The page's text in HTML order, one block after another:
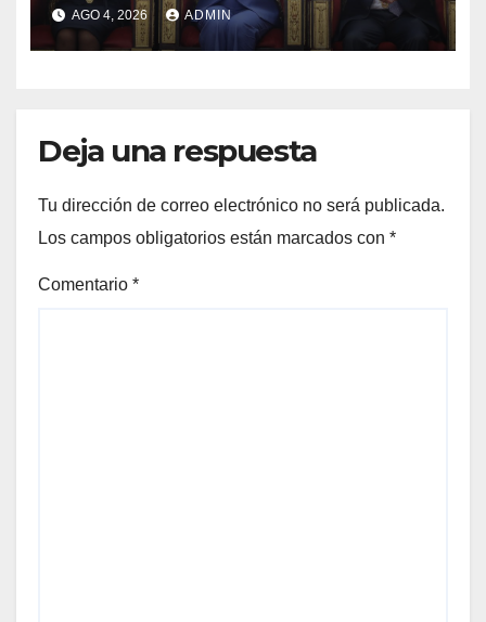
poderes
AGO 4, 2026 ADMIN
Deja una respuesta
Tu dirección de correo electrónico no será publicada.
Los campos obligatorios están marcados con *
Comentario *